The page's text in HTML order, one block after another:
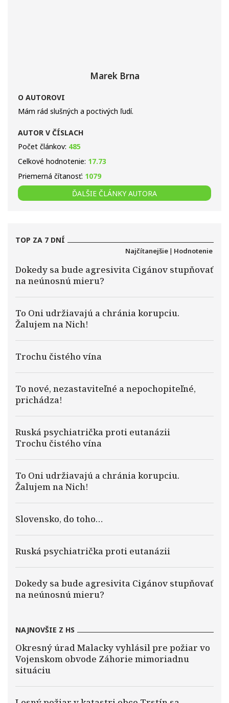
Marek Brna
O AUTOROVI
Mám rád slušných a poctivých ľudí.
AUTOR V ČÍSLACH
Počet článkov: 485
Celkové hodnotenie: 17.73
Priemerná čítanosť: 1079
ĎALŠIE ČLÁNKY AUTORA
TOP ZA 7 DNÍ
Najčítanejšie | Hodnotenie
Dokedy sa bude agresivita Cigánov stupňovať
na neúnosnú mieru?
To Oni udržiavajú a chránia korupciu.
Žalujem na Nich!
Trochu čistého vína
To nové, nezastaviteľné a nepochopiteľné,
prichádza!
Ruská psychiatrička proti eutanázii
Trochu čistého vína
To Oni udržiavajú a chránia korupciu.
Žalujem na Nich!
Slovensko, do toho…
Ruská psychiatrička proti eutanázii
Dokedy sa bude agresivita Cigánov stupňovať
na neúnosnú mieru?
NAJNOVŠIE Z HS
Okresný úrad Malacky vyhlásil pre požiar vo
Vojenskom obvode Záhorie mimoriadnu
situáciu